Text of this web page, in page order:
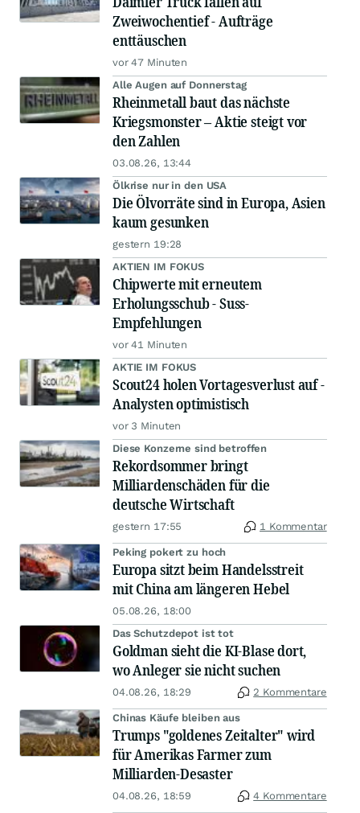
Zweiwochentief - Aufträge
enttäuschen
vor 47 Minuten
Alle Augen auf Donnerstag
Rheinmetall baut das nächste
Kriegsmonster – Aktie steigt vor
den Zahlen
03.08.26, 13:44
Ölkrise nur in den USA
Die Ölvorräte sind in Europa, Asien
kaum gesunken
gestern 19:28
AKTIEN IM FOKUS
Chipwerte mit erneutem
Erholungsschub - Suss-
Empfehlungen
vor 41 Minuten
AKTIE IM FOKUS
Scout24 holen Vortagesverlust auf -
Analysten optimistisch
vor 3 Minuten
Diese Konzerne sind betroffen
Rekordsommer bringt
Milliardenschäden für die
deutsche Wirtschaft
gestern 17:55 1 Kommentar
Peking pokert zu hoch
Europa sitzt beim Handelsstreit
mit China am längeren Hebel
05.08.26, 18:00
Das Schutzdepot ist tot
Goldman sieht die KI-Blase dort,
wo Anleger sie nicht suchen
04.08.26, 18:29 2 Kommentare
Chinas Käufe bleiben aus
Trumps "goldenes Zeitalter" wird
für Amerikas Farmer zum
Milliarden-Desaster
04.08.26, 18:59 4 Kommentare